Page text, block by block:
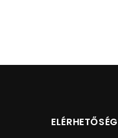
ELÉRHETŐSÉG